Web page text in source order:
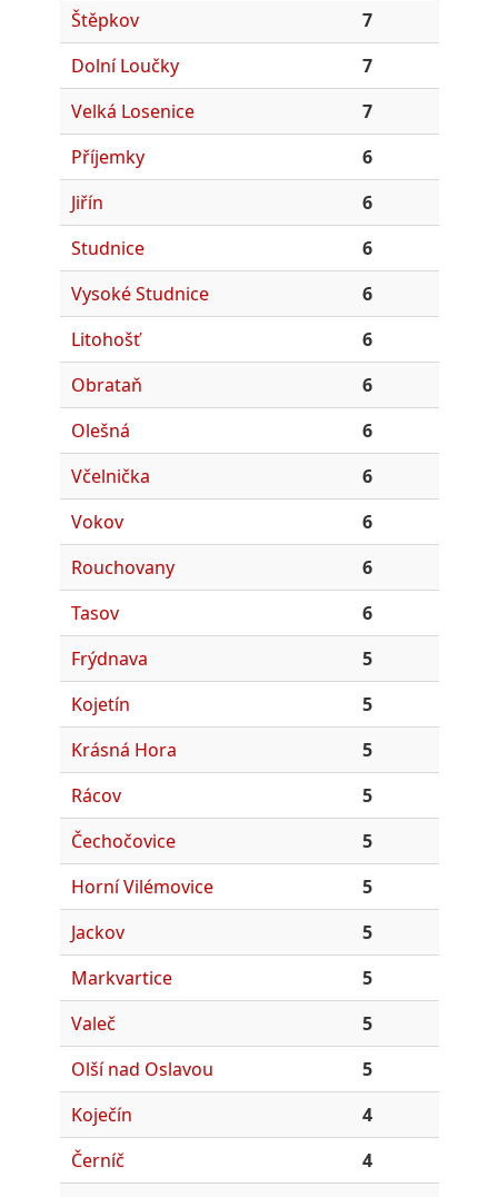
Štěpkov
7
Dolní Loučky
7
Velká Losenice
7
Příjemky
6
Jiřín
6
Studnice
6
Vysoké Studnice
6
Litohošť
6
Obrataň
6
Olešná
6
Včelnička
6
Vokov
6
Rouchovany
6
Tasov
6
Frýdnava
5
Kojetín
5
Krásná Hora
5
Rácov
5
Čechočovice
5
Horní Vilémovice
5
Jackov
5
Markvartice
5
Valeč
5
Olší nad Oslavou
5
Koječín
4
Černíč
4